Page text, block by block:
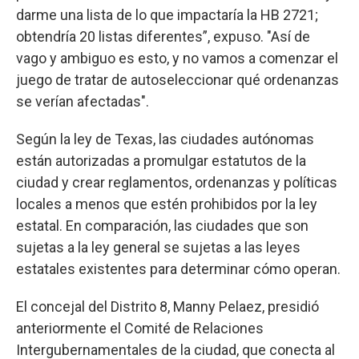
darme una lista de lo que impactaría la HB 2721;
obtendría 20 listas diferentes”, expuso. "Así de
vago y ambiguo es esto, y no vamos a comenzar el
juego de tratar de autoseleccionar qué ordenanzas
se verían afectadas".
Según la ley de Texas, las ciudades autónomas
están autorizadas a promulgar estatutos de la
ciudad y crear reglamentos, ordenanzas y políticas
locales a menos que estén prohibidos por la ley
estatal. En comparación, las ciudades que son
sujetas a la ley general se sujetas a las leyes
estatales existentes para determinar cómo operan.
El concejal del Distrito 8, Manny Pelaez, presidió
anteriormente el Comité de Relaciones
Intergubernamentales de la ciudad, que conecta al